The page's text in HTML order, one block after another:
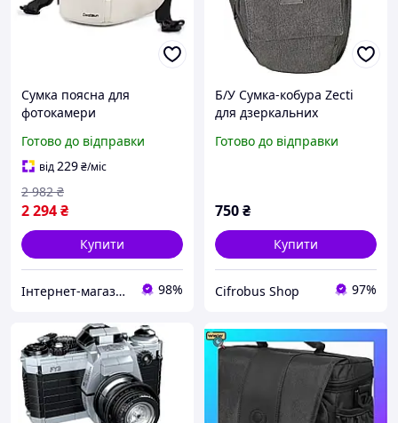
Сумка поясна для
фотокамери
фотосумка через плече
Білий ( код: IBF083O )
Готово до відправки
від229₴/міс
2 294₴
2 982 ₴
Купити
Інтернет-магазин "BaFY" 98%
Б/У Сумка-кобура Zecti
для дзеркальних
Готово до відправки
750₴
Купити
Cifrobus Shop 97%